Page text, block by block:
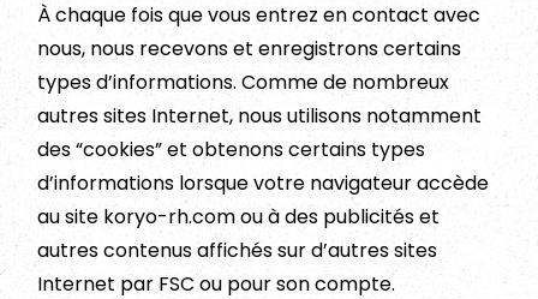
À chaque fois que vous entrez en contact avec
nous, nous recevons et enregistrons certains
types d’informations. Comme de nombreux
autres sites Internet, nous utilisons notamment
des “cookies” et obtenons certains types
d’informations lorsque votre navigateur accède
au site koryo-rh.com ou à des publicités et
autres contenus affichés sur d’autres sites
Internet par FSC ou pour son compte.